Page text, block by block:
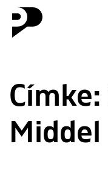
Címke:
Middel